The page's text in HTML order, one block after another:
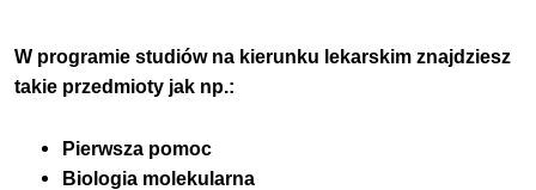
W programie studiów na kierunku lekarskimznajdziesz
takie przedmioty jak np.:
Pierwsza pomoc
Biologia molekularna